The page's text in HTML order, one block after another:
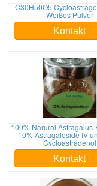
C30H50O5
Weißes Pulver
Kontakt
100% Narural Astragalus-
10% Astragaloside IV
Cycloastragenol
Kontakt